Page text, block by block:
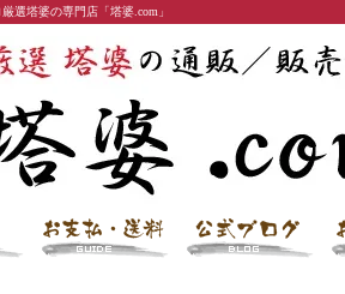
選塔婆の専門店「塔婆.com」